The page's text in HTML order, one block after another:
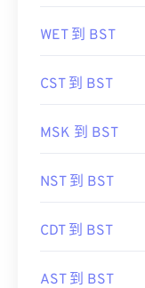
WET 到 BST
CST 到 BST
MSK 到 BST
NST 到 BST
CDT 到 BST
AST 到 BST